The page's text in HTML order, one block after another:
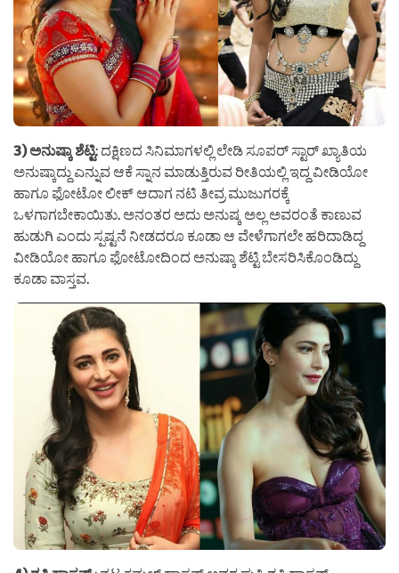
3) ಅನುಷ್ಕಾ ಶೆಟ್ಟಿ: ದಕ್ಷಿಣದ ಸಿನಿಮಾಗಳಲ್ಲಿ ಲೇಡಿ ಸೂಪರ್ ಸ್ಟಾರ್ ಖ್ಯಾತಿಯ
ಅನುಷ್ಕಾದ್ದು ಎನ್ನುವ ಆಕೆ ಸ್ನಾನ ಮಾಡುತ್ತಿರುವ ರೀತಿಯಲ್ಲಿ ಇದ್ದ ವೀಡಿಯೋ
ಹಾಗೂ ಫೋಟೋ ಲೀಕ್ ಆದಾಗ ನಟಿ ತೀವ್ರ ಮುಜುಗರಕ್ಕೆ
ಒಳಗಾಗಬೇಕಾಯಿತು. ಅನಂತರ ಅದು ಅನುಷ್ಕ ಅಲ್ಲ ಅವರಂತೆ ಕಾಣುವ
ಹುಡುಗಿ ಎಂದು ಸ್ಪಷ್ಟನೆ ನೀಡದರೂ ಕೂಡಾ ಆ ವೇಳೆಗಾಗಲೇ ಹರಿದಾಡಿದ್ದ
ವೀಡಿಯೋ ಹಾಗೂ ಫೋಟೋದಿಂದ ಅನುಷ್ಕಾ ಶೆಟ್ಟಿ ಬೇಸರಿಸಿಕೊಂಡಿದ್ದು
ಕೂಡಾ ವಾಸ್ತವ.